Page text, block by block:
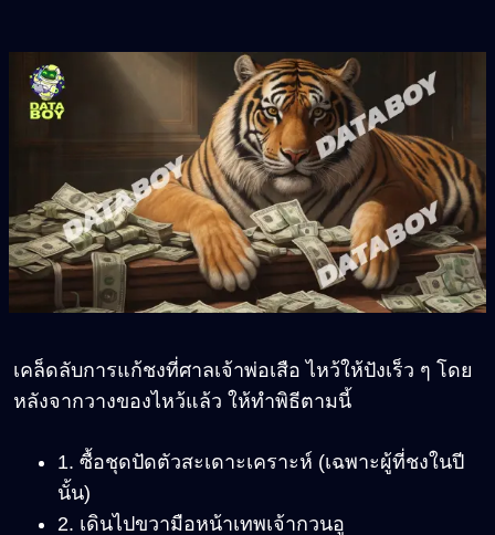
เคล็ดลับการแก้ชงที่ศาลเจ้าพ่อเสือ ไหว้ให้ปังเร็ว ๆ โดย
หลังจากวางของไหว้แล้ว ให้ทำพิธีตามนี้
1. ซื้อชุดปัดตัวสะเดาะเคราะห์ (เฉพาะผู้ที่ชงในปี
นั้น)
2. เดินไปขวามือหน้าเทพเจ้ากวนอู